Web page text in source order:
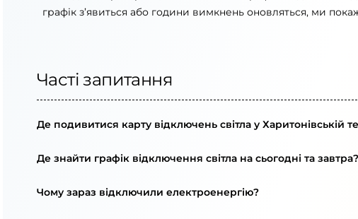
графік з’явиться або години вимкнень оновляться, ми
Часті запитання
Де подивитися карту відключень світла у Харитонівській
Де знайти графік відключення світла на сьогодні та завтра?
Чому зараз відключили електроенергію?